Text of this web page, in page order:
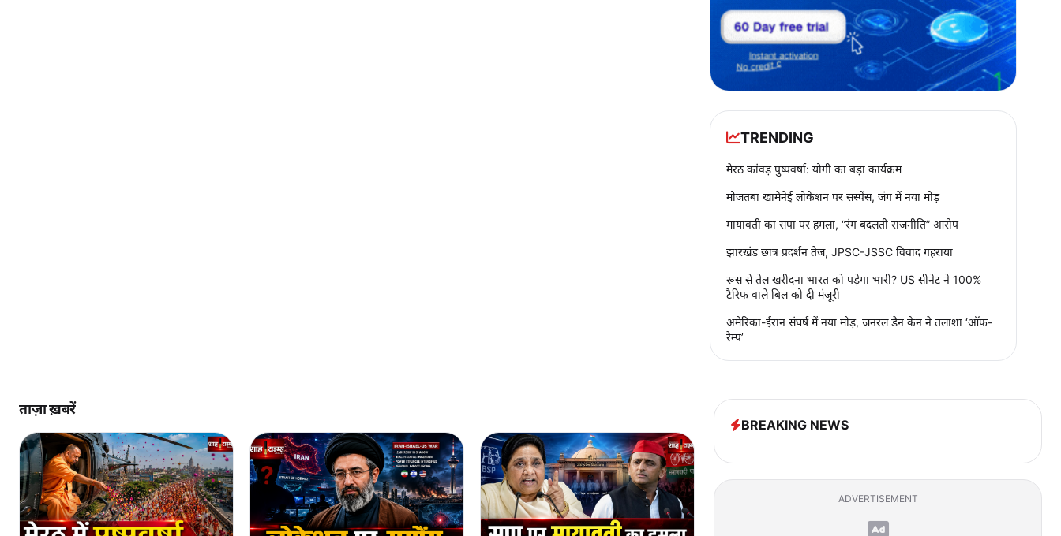
TRENDING
मेरठ कांवड़ पुष्पवर्षा: योगी का बड़ा कार्यक्रम
मोजतबा खामेनेई लोकेशन पर सस्पेंस, जंग में नया मोड़
मायावती का सपा पर हमला, “रंग बदलती राजनीति” आरोप
झारखंड छात्र प्रदर्शन तेज, JPSC-JSSC विवाद गहराया
रूस से तेल खरीदना भारत को पड़ेगा भारी? US सीनेट ने 100%
टैरिफ वाले बिल को दी मंजूरी
अमेरिका-ईरान संघर्ष में नया मोड़, जनरल डैन केन ने तलाशा ‘ऑफ-
रैम्प’
ताज़ा ख़बरें
BREAKING NEWS
ADVERTISEMENT